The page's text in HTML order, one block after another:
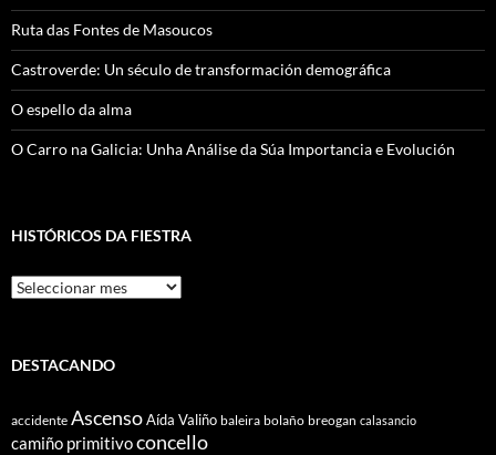
Ruta das Fontes de Masoucos
Castroverde: Un século de transformación demográfica
O espello da alma
O Carro na Galicia: Unha Análise da Súa Importancia e Evolución
HISTÓRICOS DA FIESTRA
Históricos
Da
DESTACANDO
accidente AscensoAída Valiño baleira bolaño breogan calasancio
camiño primitivoconcello